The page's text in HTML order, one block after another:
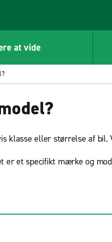
at vide
klasse eller størrelse af
er et specifikt mærke og